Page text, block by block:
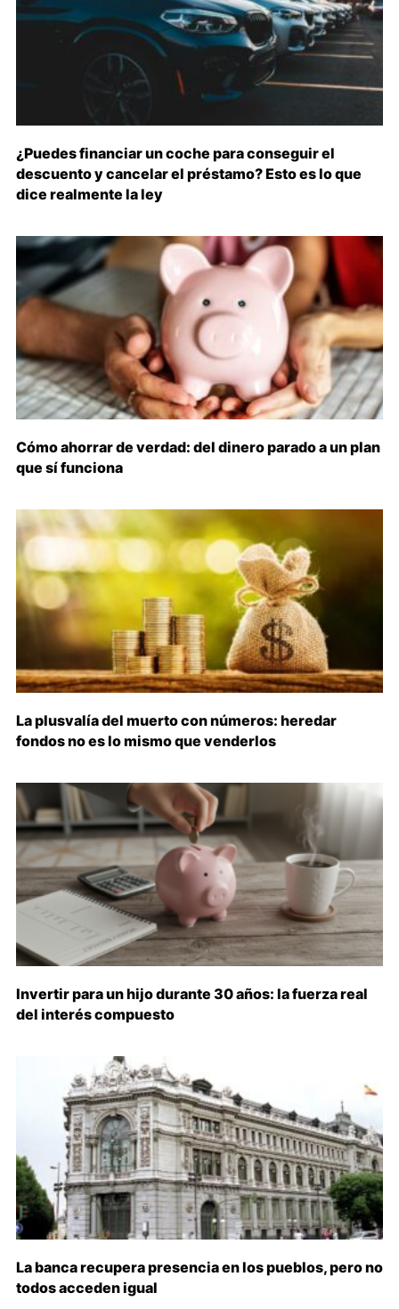
¿Puedes financiar un coche para conseguir el
descuento y cancelar el préstamo? Esto es lo que
dice realmente la ley
Cómo ahorrar de verdad: del dinero parado a un plan
que sí funciona
La plusvalía del muerto con números: heredar
fondos no es lo mismo que venderlos
Invertir para un hijo durante 30 años: la fuerza real
del interés compuesto
La banca recupera presencia en los pueblos, pero no
todos acceden igual